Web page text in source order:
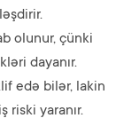
olunur, çünki
dayanır.
edə bilər, lakin
riski yaranır.